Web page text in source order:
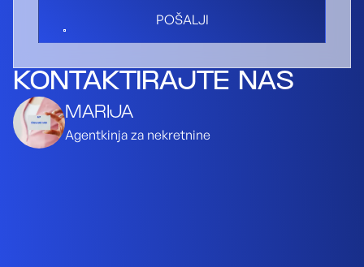
POŠALJI
KONTAKTIRAJTE NAS
MARIJA
Agentkinja za nekretnine